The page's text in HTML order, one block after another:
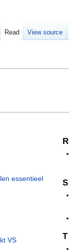
essentieel
VS
R
S
T
Read View source